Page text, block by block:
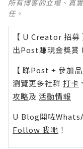
所有博客的立場、真
任。
【 U Creator 招募
出Post賺現金獎賞 l
【 睇Post + 參加品
瀏覽更多社群 打卡
攻略及 活動情報
U Blog開咗
Follow 我哋 ！